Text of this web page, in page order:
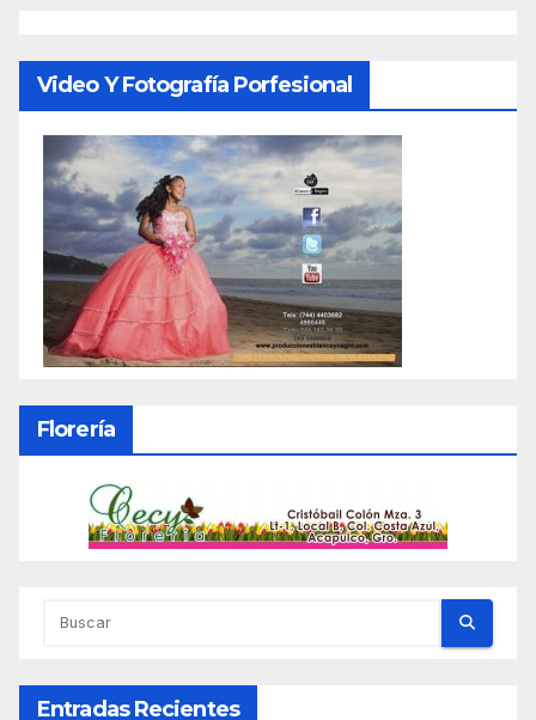
Video Y Fotografía Porfesional
Florería
Entradas Recientes